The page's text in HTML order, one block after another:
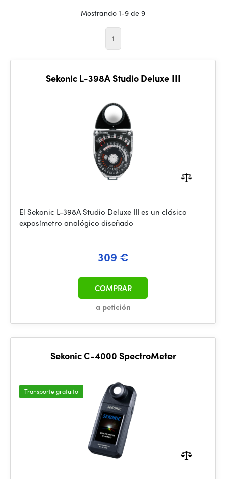
Mostrando 1-9 de 9
1
Sekonic L-398A Studio Deluxe III
El Sekonic L-398A Studio Deluxe III es un clásico
exposímetro analógico diseñado
309 €
a petición
COMPRAR
Sekonic C-4000 SpectroMeter
Transporte gratuito